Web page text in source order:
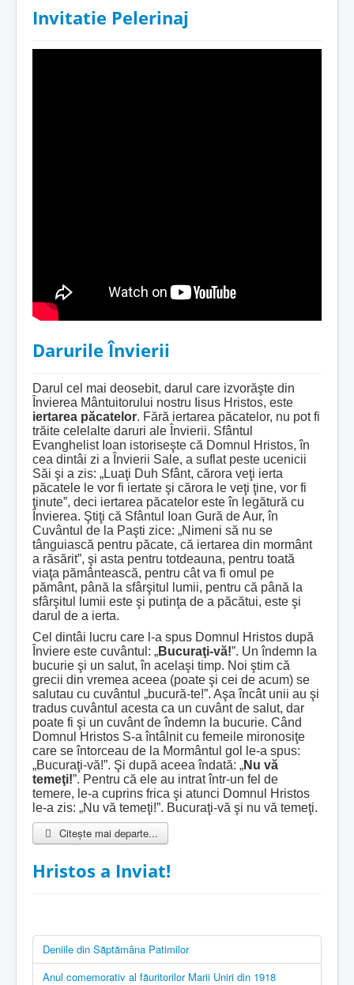
Invitatie Pelerinaj
Darurile Învierii
Darul cel mai deosebit, darul care izvorăşte din
Învierea Mântuitorului nostru Iisus Hristos, este
iertarea păcatelor. Fără iertarea păcatelor, nu pot fi
trăite celelalte daruri ale Învierii. Sfântul
Evanghelist Ioan istoriseşte că Domnul Hristos, în
cea dintâi zi a Învierii Sale, a suflat peste ucenicii
Săi şi a zis: „Luaţi Duh Sfânt, cărora veţi ierta
păcatele le vor fi iertate şi cărora le veţi ţine, vor fi
ţinute”, deci iertarea păcatelor este în legătură cu
Învierea. Ştiţi că Sfântul Ioan Gură de Aur, în
Cuvântul de la Paşti zice: „Nimeni să nu se
tânguiască pentru păcate, că iertarea din mormânt
a răsărit”, şi asta pentru totdeauna, pentru toată
viaţa pământească, pentru cât va fi omul pe
pământ, până la sfârşitul lumii, pentru că până la
sfârşitul lumii este şi putinţa de a păcătui, este şi
darul de a ierta.
Cel dintâi lucru care l-a spus Domnul Hristos după
Înviere este cuvântul: „Bucuraţi-vă!”. Un îndemn la
bucurie şi un salut, în acelaşi timp. Noi ştim că
grecii din vremea aceea (poate şi cei de acum) se
salutau cu cuvântul „bucură-te!”. Aşa încât unii au şi
tradus cuvântul acesta ca un cuvânt de salut, dar
poate fi şi un cuvânt de îndemn la bucurie. Când
Domnul Hristos S-a întâlnit cu femeile mironosiţe
care se întorceau de la Mormântul gol le-a spus:
„Bucuraţi-vă!”. Şi după aceea îndată: „Nu vă
temeţi!”. Pentru că ele au intrat într-un fel de
temere, le-a cuprins frica şi atunci Domnul Hristos
le-a zis: „Nu vă temeţi!”. Bucuraţi-vă şi nu vă temeţi.
Citește mai departe...
Hristos a Inviat!
Deniile din Săptămâna Patimilor
Anul comemorativ al făuritorilor Marii Uniri din 1918